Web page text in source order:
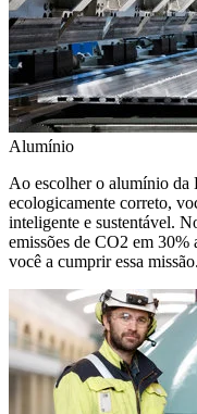
Alumínio
Ao escolher o alumínio da
ecologicamente correto,
inteligente e sustentável.
emissões de CO2 em
você a cumprir essa missão.